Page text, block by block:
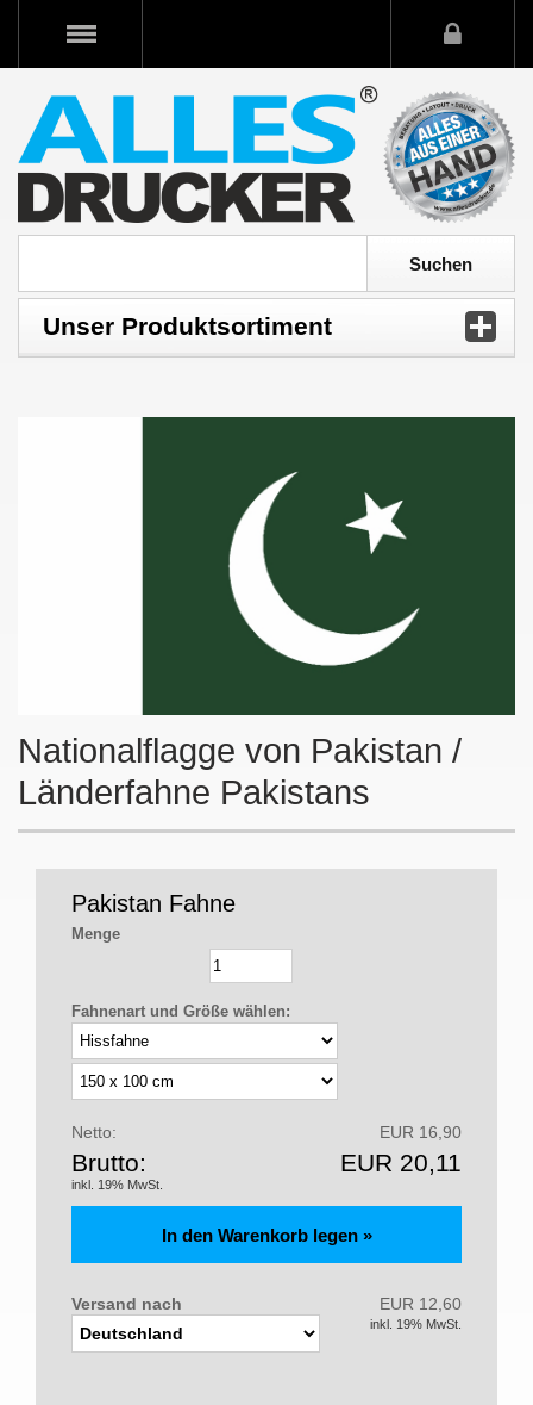
Unser Produktsortiment
Nationalflagge von Pakistan /
Länderfahne Pakistans
Pakistan Fahne
Menge
Fahnenart und Größe wählen:
Netto: EUR 16,90
Brutto:
inkl. 19% MwSt.
EUR 20,11
Versand nach EUR 12,60
inkl. 19% MwSt.